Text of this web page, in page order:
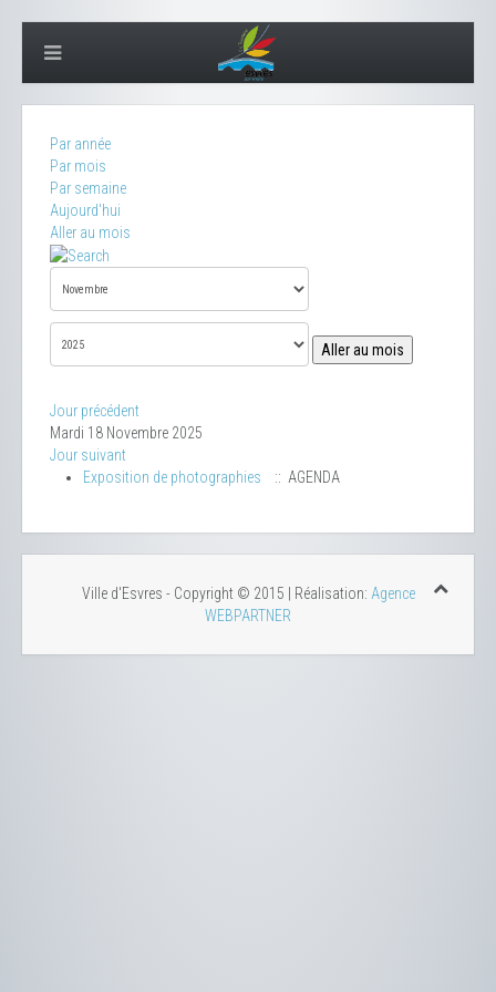
Par année
Par mois
Par semaine
Aujourd'hui
Aller au mois
Aller au mois
Jour précédent
Mardi 18 Novembre 2025
Jour suivant
Exposition de photographies
:: AGENDA
Ville d'Esvres - Copyright © 2015 | Réalisation: Agence
WEBPARTNER